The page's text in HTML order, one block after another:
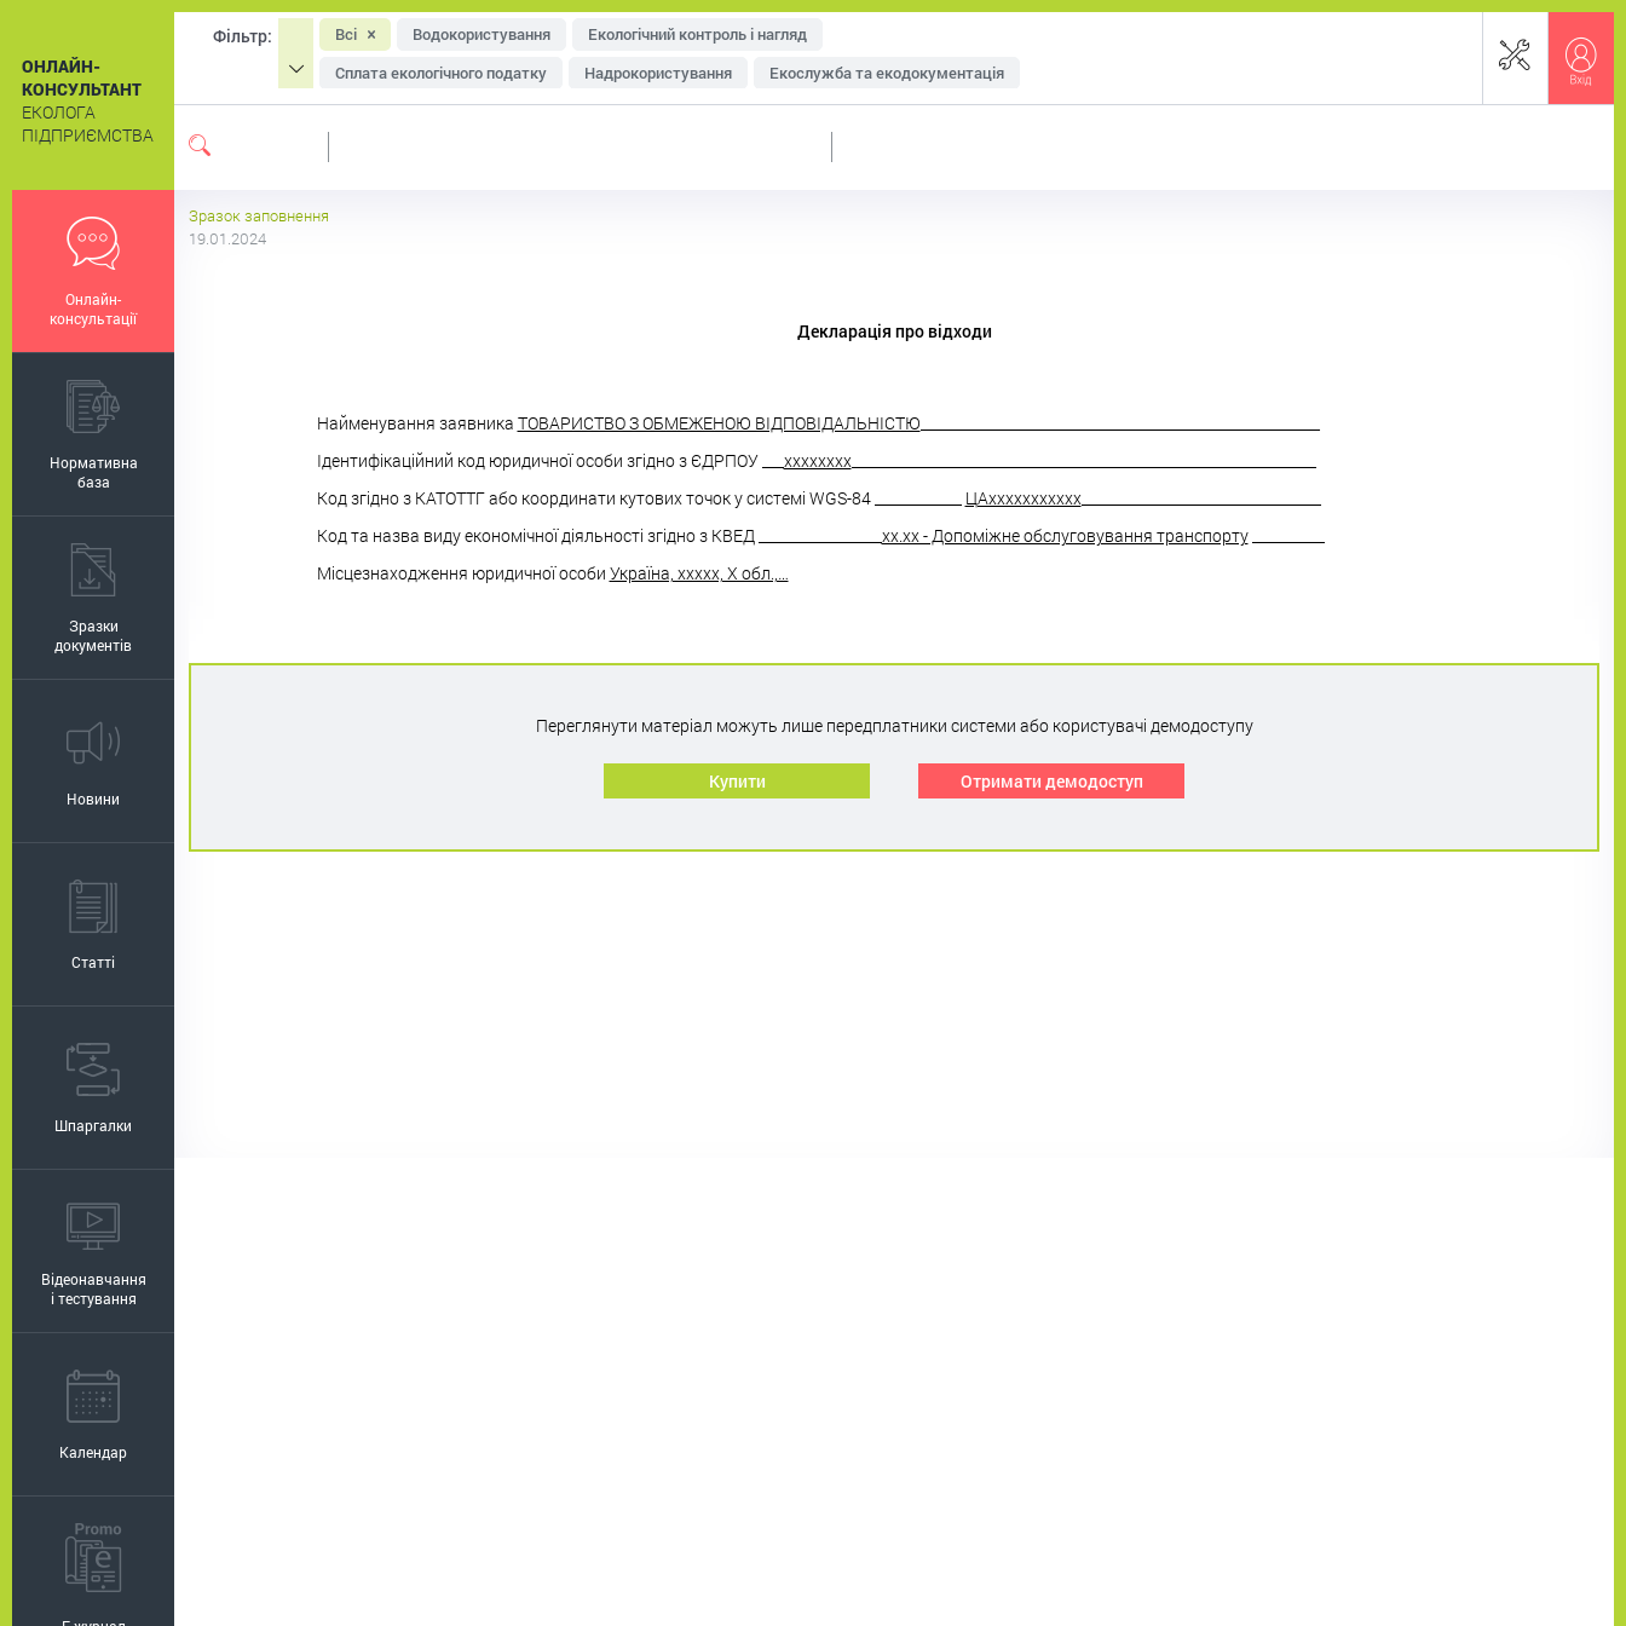
ОНЛАЙН-
КОНСУЛЬТАНТ
ЕКОЛОГА
ПІДПРИЄМСТВА
Онлайн-
консультації
Нормативна
база
Зразки
документів
Новини
Статті
Шпаргалки
Відеонавчання
і тестування
Календар
Фільтр: Всі Водокористування
Екологічний контроль і нагляд
Сплата екологічного податку
Надрокористування
Екослужба та екодокументація
Охорона атмосферного повітря
Управління відходами
Ресурсозбереження
Зразок заповнення
19.01.2024
Декларація про відходи
Найменування заявника ТОВАРИСТВО З ОБМЕЖЕНОЮ ВІДПОВІДАЛЬНІСТЮ
Ідентифікаційний код юридичної особи згідно з ЄДРПОУ ___ хххххххх________________________________________________________________
Код згідно з КАТОТТГ або координати кутових точок у системі WGS-84 ____________ ЦАххххххххххх_________________________________
Код та назва виду економічної діяльності згідно з КВЕД _________________ хх.хх - Допоміжне обслуговування транспорту__________
Місцезнаходження юридичної особи Україна, ххххх, Х обл.,…
Переглянути матеріал можуть лише передплатники системи або користувачі демодоступу
Купити Отримати демодоступ